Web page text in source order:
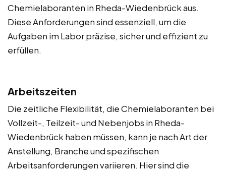
Chemielaboranten in Rheda-Wiedenbrück aus.
Diese Anforderungen sind essenziell, um die
Aufgaben im Labor präzise, sicher und effizient zu
erfüllen.
Arbeitszeiten
Die zeitliche Flexibilität, die Chemielaboranten bei
Vollzeit-, Teilzeit- und Nebenjobs in Rheda-
Wiedenbrück haben müssen, kann je nach Art der
Anstellung, Branche und spezifischen
Arbeitsanforderungen variieren. Hier sind die